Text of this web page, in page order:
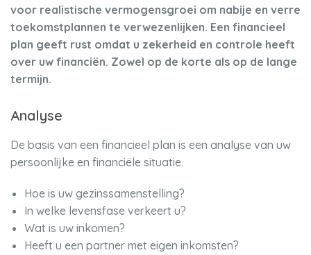
voor realistische vermogensgroei om nabije en verre
toekomstplannen te verwezenlijken. Een financieel
plan geeft rust omdat u zekerheid en controle heeft
over uw financiën. Zowel op de korte als op de lange
termijn.
Analyse
De basis van een financieel plan is een analyse van uw
persoonlijke en financiële situatie.
Hoe is uw gezinssamenstelling?
In welke levensfase verkeert u?
Wat is uw inkomen?
Heeft u een partner met eigen inkomsten?